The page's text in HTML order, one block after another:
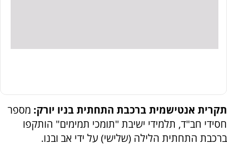
תקרית אנטישמית ברכבת התחתית בניו יורק: מספר
חסידי חב"ד, תלמידי ישיבת "תומכי תמימים" הותקפו
ברכבת התחתית הלילה (שלישי) על ידי אב ובנו.